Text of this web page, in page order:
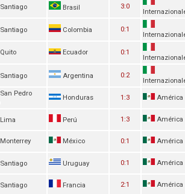
Santiago Brasil 3:0
Santiago Colombia 0:1
Quito Ecuador 0:1
Santiago Argentina 0:2
San Pedro
Honduras 1:3 América
Lima Perú 1:3 América
Monterrey México 0:1 América
Santiago Uruguay 0:1 América
Santiago Francia 2:1 América